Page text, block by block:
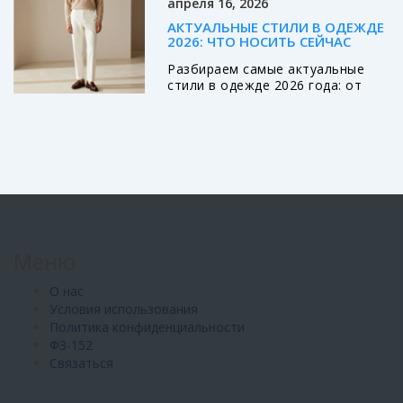
АКТУАЛЬНЫЕ СТИЛИ В ОДЕЖДЕ
2026: ЧТО НОСИТЬ СЕЙЧАС
Разбираем самые актуальные
стили в одежде 2026 года: от
О нас
Условия использования
Политика конфиденциальности
ФЗ-152
Связаться